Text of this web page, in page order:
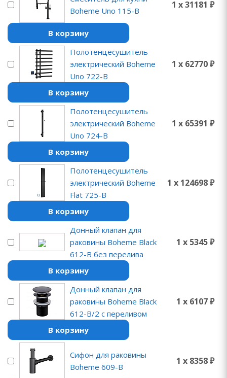
Boheme Uno 115-B
1 x 31181 ₽
В корзину
Полотенцесушитель
электрический Boheme
Uno 722-B
1 x 62770 ₽
В корзину
Полотенцесушитель
электрический Boheme
Uno 724-B
1 x 65391 ₽
В корзину
Полотенцесушитель
электрический Boheme
Flat 725-B
1 x 124698 ₽
В корзину
Донный клапан для
раковины Boheme Black
612-B без перелива
1 x 5345 ₽
В корзину
Донный клапан для
раковины Boheme Black
612-B/2 с переливом
1 x 6107 ₽
В корзину
Сифон для раковины
Boheme 609-B
1 x 8358 ₽